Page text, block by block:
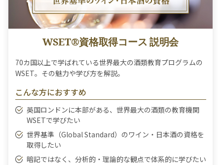
WSET®資格取得コース 説明会
70カ国以上で学ばれている世界最大の酒類教育プログラムの
WSET。その魅力や学び方を解説。
こんな方におすすめ
英国ロンドンに本部がある、世界最大の酒類の教育機関
WSETで学びたい
世界基準（Global Standard）のワイン・日本酒の資格を
取得したい
暗記ではなく、分析的・理論的な観点で体系的に学びたい